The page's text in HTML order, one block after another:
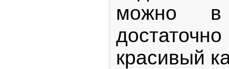
можно в
красивый